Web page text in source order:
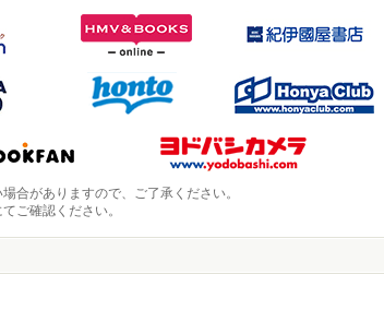
合がありますので、ご了承ください。
ご確認ください。